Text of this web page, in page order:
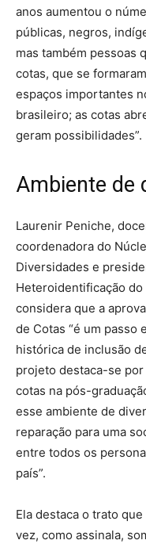
anos aumentou o
públicas, negros,
mas também pessoas
cotas, que se
espaços importantes
brasileiro; as cotas
geram possibilidades”.
Ambiente de
Laurenir Peniche,
coordenadora do
Diversidades e
Heteroidentificação do
considera que a
de Cotas “é um passo
histórica de inclusão
projeto destaca-se
cotas na pós-
esse ambiente de
reparação para uma
entre todos os
país”.
Ela destaca o trato
vez, como assinala,